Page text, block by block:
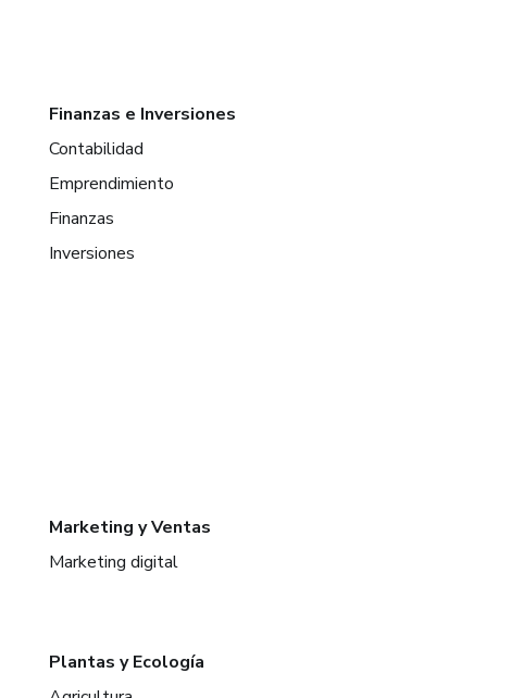
Finanzas e Inversiones
Contabilidad
Emprendimiento
Finanzas
Inversiones
Marketing y Ventas
Marketing digital
Plantas y Ecología